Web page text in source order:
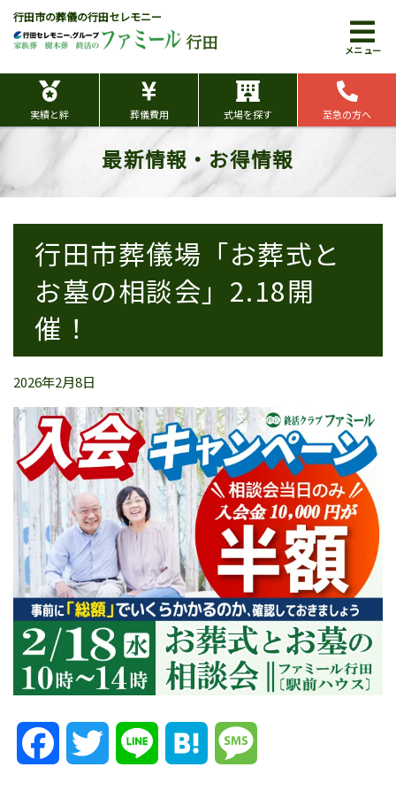
行田市の葬儀の行田セレモニー
行田 メニュー
実績と絆 葬儀費用 式場を探す 至急の方へ
最新情報・お得情報
行田市葬儀場「お葬式と
お墓の相談会」2.18開
催！
2026年2月8日
FacebookTwitter Line Hatena